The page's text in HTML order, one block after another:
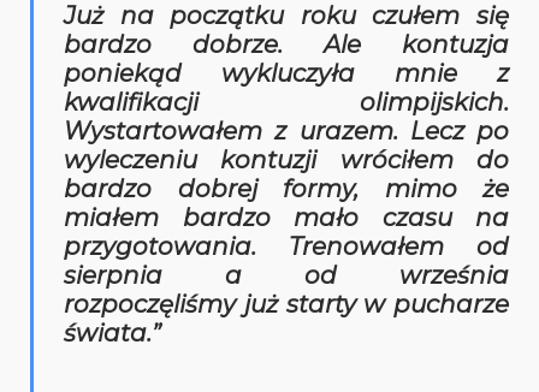
Już na początku roku czułem się
bardzo dobrze. Ale kontuzja
poniekąd wykluczyła mnie z
kwalifikacji olimpijskich.
Wystartowałem z urazem. Lecz po
wyleczeniu kontuzji wróciłem do
bardzo dobrej formy, mimo że
miałem bardzo mało czasu na
przygotowania. Trenowałem od
sierpnia a od września
rozpoczęliśmy już starty w pucharze
świata.”